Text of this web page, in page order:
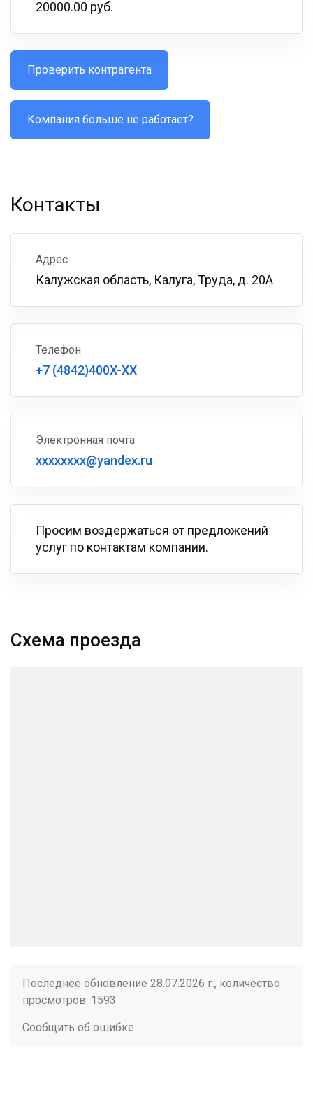
20000.00 руб.
Проверить контрагента
Компания больше не работает?
Контакты
Адрес
Калужская область, Калуга, Труда, д. 20А
Телефон
+7 (4842)400X-XX
Электронная почта
xxxxxxxx@yandex.ru
Просим воздержаться от предложений
услуг по контактам компании.
Схема проезда
Последнее обновление 28.07.2026 г., количество
просмотров: 1593
Сообщить об ошибке